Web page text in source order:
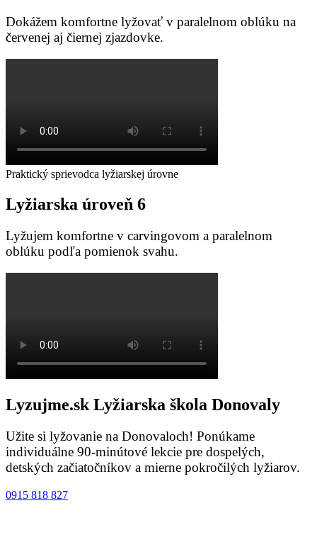
Dokážem komfortne lyžovať v paralelnom oblúku na
červenej aj čiernej zjazdovke.
Praktický sprievodca lyžiarskej úrovne
Lyžiarska úroveň 6
Lyžujem komfortne v carvingovom a paralelnom
oblúku podľa pomienok svahu.
Lyzujme.skLyžiarska škola Donovaly
Užite si lyžovanie na Donovaloch! Ponúkame
individuálne 90-minútové lekcie pre dospelých,
detských začiatočníkov a mierne pokročilých lyžiarov.
0915 818 827